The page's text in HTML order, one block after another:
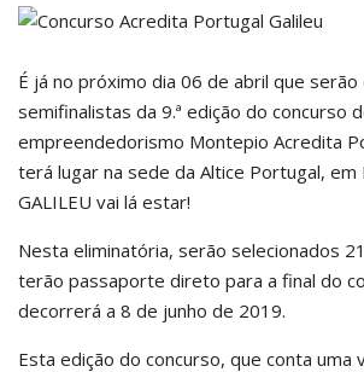
É já no próximo dia 06 de abril que
semifinalistas da 9.ª edição do concurso
empreendedorismo Montepio Acredita
terá lugar na sede da Altice Portugal, em
GALILEU vai lá estar!
Nesta eliminatória, serão selecionados
terão passaporte direto para a final do
decorrerá a 8 de junho de 2019.
Esta edição do concurso, que conta uma